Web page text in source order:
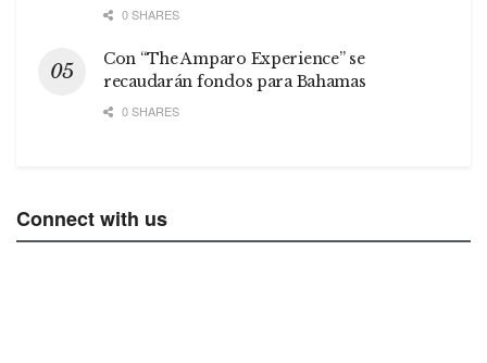
0 SHARES
Con “The Amparo Experience” se
recaudarán fondos para Bahamas
0 SHARES
Connect with us